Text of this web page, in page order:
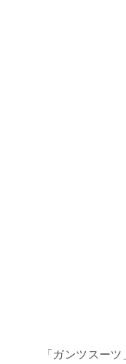
「ガンツスー